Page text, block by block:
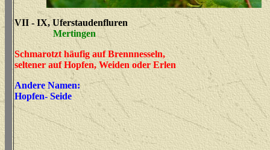
VII - IX, Uferstaudenfluren
Mertingen
Schmarotzt häufig auf Brennnesseln,
seltener auf Hopfen, Weiden oder Erlen
Andere Namen:
Hopfen- Seide